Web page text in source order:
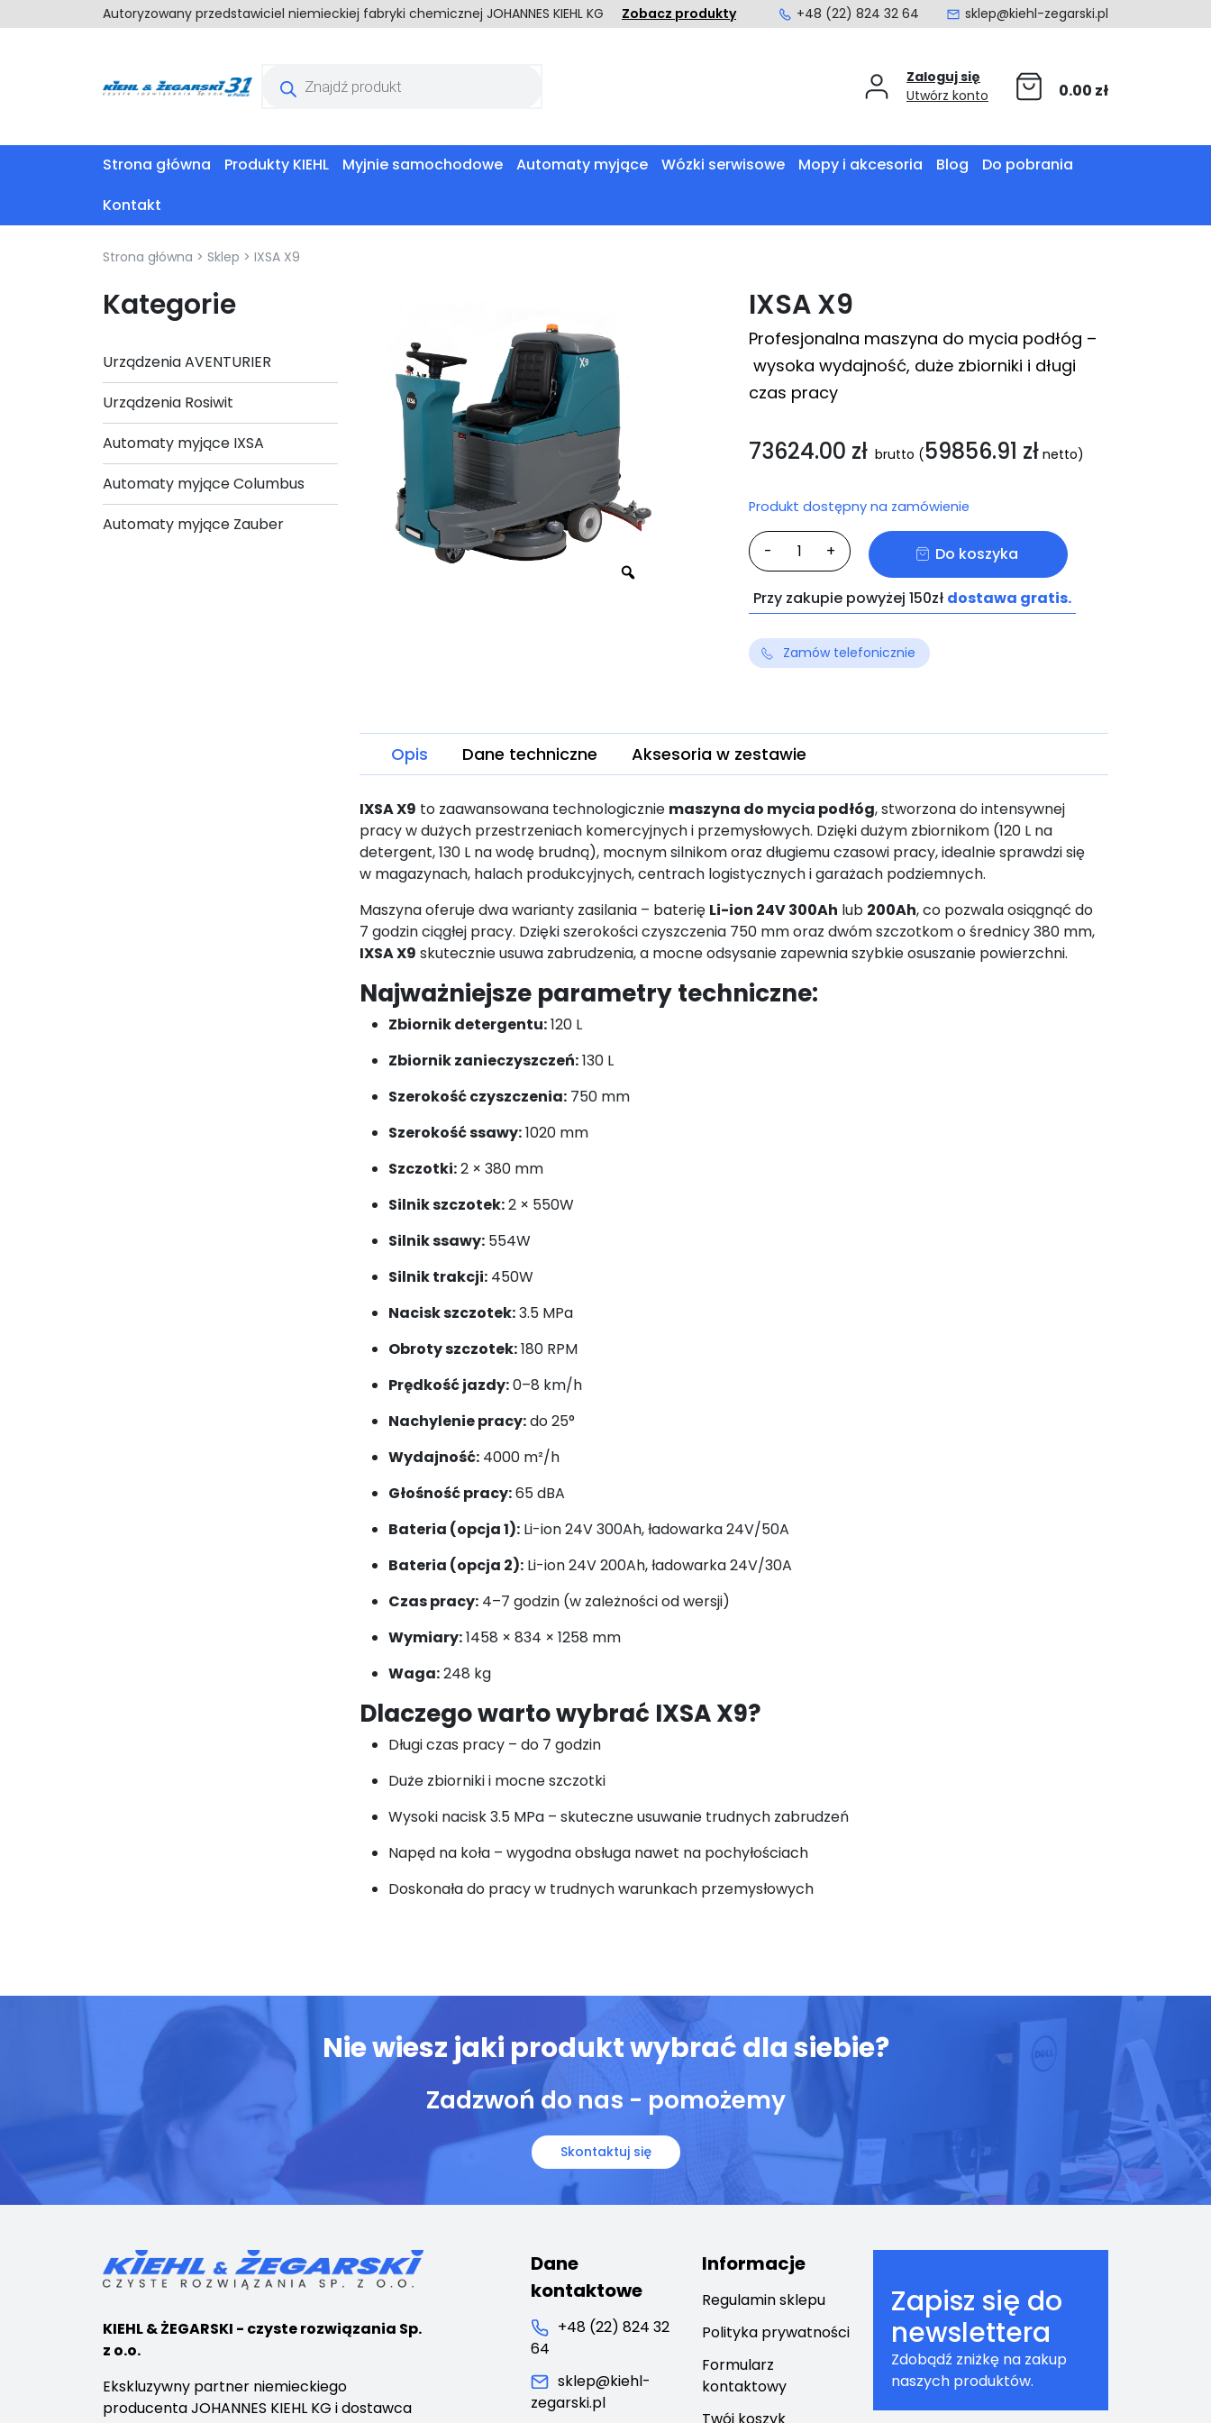
Autoryzowany przedstawiciel niemieckiej fabryki chemicznej JOHANNES KIEHL KG Zobacz produkty +48 (22) 824 32 64 sklep@kiehl-zegarski.pl
produktów
Zaloguj się
Utwórz konto
0.00 zł
Strona główna Produkty KIEHL Myjnie samochodowe Automaty myjące Wózki serwisowe Mopy i akcesoria Blog
Do pobrania
Kontakt
Strona główna > Sklep > IXSA X9
Kategorie
Urządzenia AVENTURIER
Urządzenia Rosiwit
Automaty myjące IXSA
Automaty myjące Columbus
Automaty myjące Zauber
IXSA X9
Profesjonalna maszyna do mycia podłóg –
wysoka wydajność, duże zbiorniki i długi
czas pracy
73624.00 zł brutto (59856.91 zł netto)
Produkt dostępny na zamówienie
-
ilość
IXSA
X9
+ Do koszyka
Przy zakupie powyżej 150zł dostawa gratis.
Zamów telefonicznie
Opis Dane techniczne Aksesoria w zestawie
IXSA X9 to zaawansowana technologicznie maszyna do mycia podłóg, stworzona do intensywnej
pracy w dużych przestrzeniach komercyjnych i przemysłowych. Dzięki dużym zbiornikom (120 L na
detergent, 130 L na wodę brudną), mocnym silnikom oraz długiemu czasowi pracy, idealnie sprawdzi się
w magazynach, halach produkcyjnych, centrach logistycznych i garażach podziemnych.
Maszyna oferuje dwa warianty zasilania – baterię Li-ion 24V 300Ah lub 200Ah, co pozwala osiągnąć do
7 godzin ciągłej pracy. Dzięki szerokości czyszczenia 750 mm oraz dwóm szczotkom o średnicy 380 mm,
IXSA X9 skutecznie usuwa zabrudzenia, a mocne odsysanie zapewnia szybkie osuszanie powierzchni.
Najważniejsze parametry techniczne:
Zbiornik detergentu:120 L
Zbiornik zanieczyszczeń:130 L
Szerokość czyszczenia: 750 mm
Szerokość ssawy:1020 mm
Szczotki:2 × 380 mm
Silnik szczotek:2 × 550W
Silnik ssawy: 554W
Silnik trakcji: 450W
Nacisk szczotek:3.5 MPa
Obroty szczotek:180 RPM
Prędkość jazdy:0–8 km/h
Nachylenie pracy:do 25°
Wydajność: 4000 m²/h
Głośność pracy:65 dBA
Bateria (opcja 1): Li-ion 24V 300Ah, ładowarka 24V/50A
Bateria (opcja 2): Li-ion 24V 200Ah, ładowarka 24V/30A
Czas pracy: 4–7 godzin (w zależności od wersji)
Wymiary:1458 × 834 × 1258 mm
Waga:248 kg
Dlaczego warto wybrać IXSA X9?
Długi czas pracy – do 7 godzin
Duże zbiorniki i mocne szczotki
Wysoki nacisk 3.5 MPa – skuteczne usuwanie trudnych zabrudzeń
Napęd na koła – wygodna obsługa nawet na pochyłościach
Doskonała do pracy w trudnych warunkach przemysłowych
Nie wiesz jaki produkt wybrać dla siebie?
Zadzwoń do nas - pomożemy
Skontaktuj się
KIEHL & ŻEGARSKI - czyste rozwiązania Sp.
z o.o.
Ekskluzywny partner niemieckiego
producenta JOHANNES KIEHL KG i dostawca
Dane
kontaktowe
+48 (22) 824 32
64
sklep@kiehl-
zegarski.pl
Informacje
Regulamin sklepu
Polityka prywatności
Formularz
kontaktowy
Twój koszyk
Zapisz się do
newslettera
Zdobądź zniżkę na zakup
naszych produktów.